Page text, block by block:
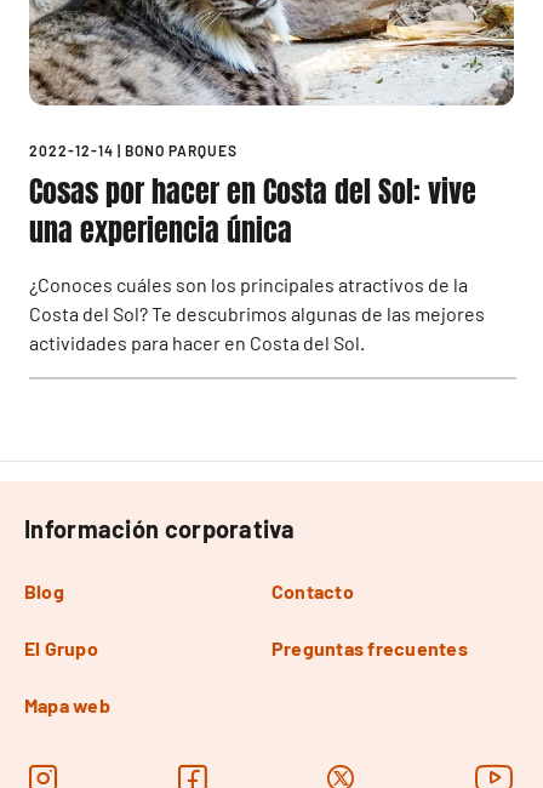
2022-12-14 BONO PARQUES
Cosas por hacer en Costa del Sol: vive
una experiencia única
¿Conoces cuáles son los principales atractivos de la
Costa del Sol? Te descubrimos algunas de las mejores
actividades para hacer en Costa del Sol.
Información corporativa
Blog Contacto
El Grupo Preguntas frecuentes
Mapa web